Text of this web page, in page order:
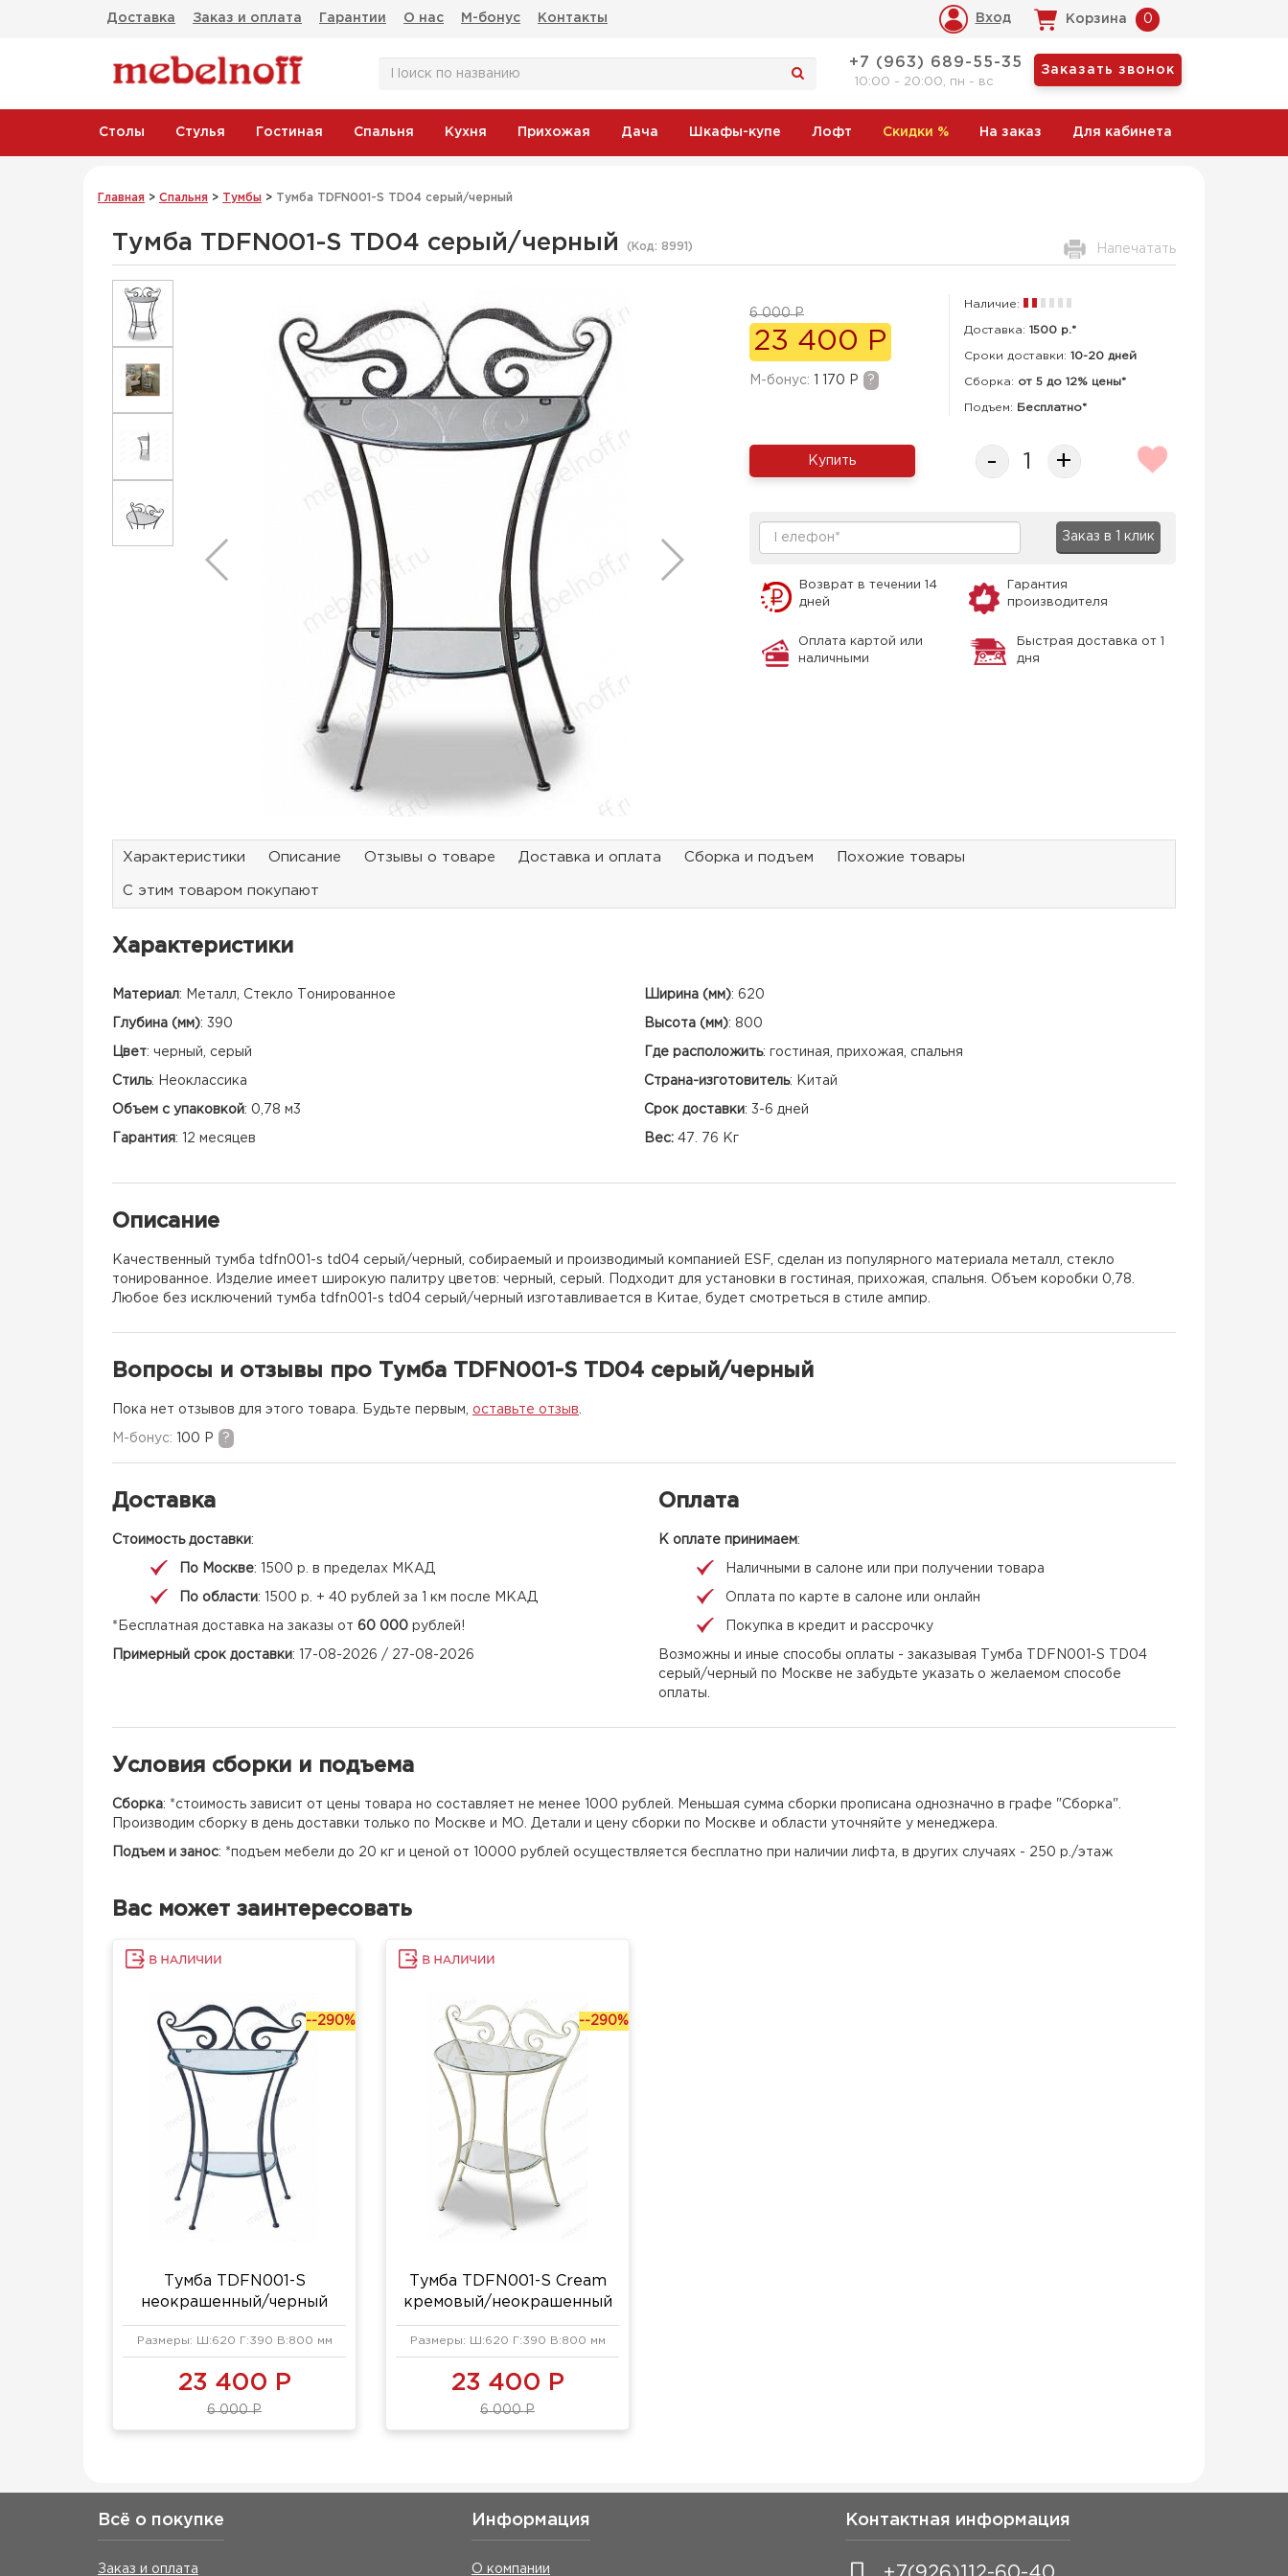
Доставка Заказ и оплата Гарантии О нас М-бонус Контакты Вход Корзина 0
+7 (963) 689-55-35
10:00 - 20:00, пн - вс
Заказать звонок
Столы Стулья Гостиная Спальня Кухня Прихожая Дача Шкафы-купе Лофт Скидки % На заказ Для кабинета
Главная > Спальня > Тумбы > Тумба TDFN001-S TD04 серый/черный
Тумба TDFN001-S TD04 серый/черный (Код: 8991 ) Напечатать
6 000 Р
23 400 Р
M-бонус: 1 170 Р ?
Наличие:
Доставка: 1500 р.*
Сроки доставки: 10-20 дней
Сборка: от 5 до 12% цены*
Подъем: Бесплатно*
Купить - +
Заказ в 1 клик
Возврат в течении 14
дней
Гарантия
производителя
Оплата картой или
наличными
Быстрая доставка от 1
дня
Характеристики Описание Отзывы о товаре Доставка и оплата Сборка и подъем Похожие товары
С этим товаром покупают
Характеристики
Материал: Металл, Стекло Тонированное Ширина (мм): 620
Глубина (мм): 390 Высота (мм): 800
Цвет: черный, серый Где расположить: гостиная, прихожая, спальня
Стиль: Неоклассика Страна-изготовитель: Китай
Объем с упаковкой: 0,78 м3 Срок доставки: 3-6 дней
Гарантия: 12 месяцев Вес: 47. 76 Кг
Описание
Качественный тумба tdfn001-s td04 серый/черный, собираемый и производимый компанией ESF, сделан из популярного материала металл, стекло
тонированное. Изделие имеет широкую палитру цветов: черный, серый. Подходит для установки в гостиная, прихожая, спальня. Объем коробки 0,78.
Любое без исключений тумба tdfn001-s td04 серый/черный изготавливается в Китае, будет смотреться в стиле ампир.
Вопросы и отзывы про Тумба TDFN001-S TD04 серый/черный
Пока нет отзывов для этого товара. Будьте первым, оставьте отзыв
M-бонус: 100 Р ?
Доставка
Стоимость доставки:
По Москве: 1500 р. в пределах МКАД
По области: 1500 р. + 40 рублей за 1 км после МКАД
*Бесплатная доставка на заказы от 60 000 рублей!
Примерный срок доставки: 17-08-2026 / 27-08-2026
Оплата
К оплате принимаем:
Наличными в салоне или при получении товара
Оплата по карте в салоне или онлайн
Покупка в кредит и рассрочку
Возможны и иные способы оплаты - заказывая Тумба TDFN001-S TD04
серый/черный по Москве не забудьте указать о желаемом способе
оплаты.
Условия сборки и подъема
Сборка: *стоимость зависит от цены товара но составляет не менее 1000 рублей. Меньшая сумма сборки прописана однозначно в графе "Сборка".
Производим сборку в день доставки только по Москве и МО. Детали и цену сборки по Москве и области уточняйте у менеджера.
Подъем и занос: *подъем мебели до 20 кг и ценой от 10000 рублей осуществляется бесплатно при наличии лифта, в других случаях - 250 р./этаж
Вас может заинтересовать
--290%
Тумба TDFN001-S
неокрашенный/черный
Размеры: Ш:620 Г:390 В:800 мм
23 400 Р
6 000 Р
--290%
Тумба TDFN001-S Cream
кремовый/неокрашенный
Размеры: Ш:620 Г:390 В:800 мм
23 400 Р
6 000 Р
Всё о покупке
Заказ и оплата
Информация
О компании
Контактная информация